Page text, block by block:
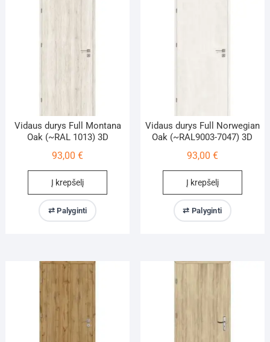
Vidaus durys Full Montana
Oak (~RAL 1013) 3D
93,00€
Į krepšelį
⇄ Palyginti
Vidaus durys Full Norwegian
Oak (~RAL9003-7047) 3D
93,00 €
Į krepšelį
⇄ Palyginti